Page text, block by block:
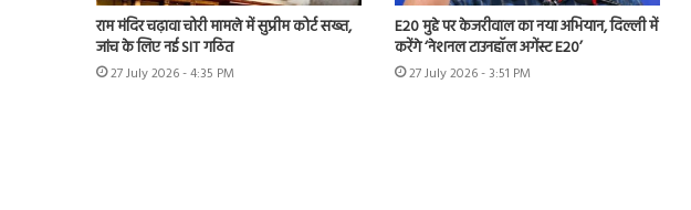
राम मंदिर चढ़ावा चोरी मामले में सुप्रीम कोर्ट सख्त,
जांच के लिए नई SIT गठित
27 July 2026 - 4:35 PM
E20 मुद्दे पर केजरीवाल का नया अभियान, दिल्ली में
करेंगे ‘नेशनल टाउनहॉल अगेंस्ट E20’
27 July 2026 - 3:51 PM